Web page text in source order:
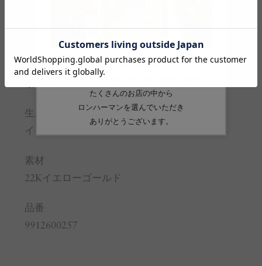
モチーフ横 0.7
全長 11.5-23
※サイズの詳しい説明はこちら。
生産国
インド
素材
22Kイエローゴールド
品番
9912600257